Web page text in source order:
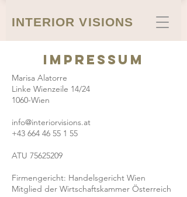
INTERIOR VISIONS
IMPRESSUM
Marisa Alatorre
Linke Wienzeile 14/24
1060-Wien
info@interiorvisions.at
+43 664 46 55 1 55
ATU 75625209
Firmengericht: Handelsgericht Wien
Mitglied der Wirtschaftskammer Österreich